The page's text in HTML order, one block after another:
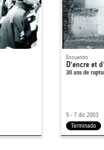
Encuentro
D'encre et
30 ans de
5 - 7 dic 2003
Terminado